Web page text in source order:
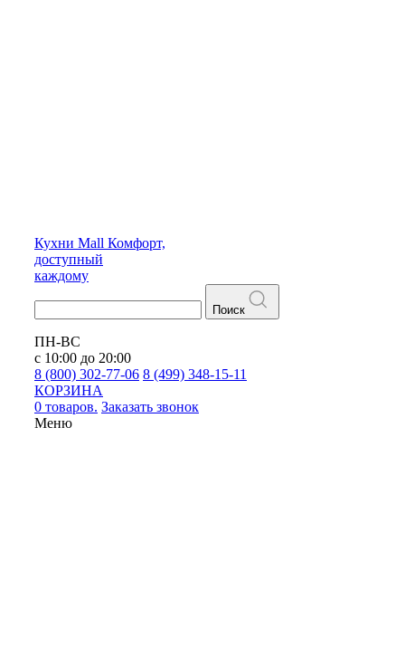
Кухни Mall Комфорт,
доступный
каждому
Поиск
ПН-ВС
с 10:00 до 20:00
8 (800) 302-77-06 8 (499) 348-15-11
КОРЗИНА
0 товаров. Заказать звонок
Меню